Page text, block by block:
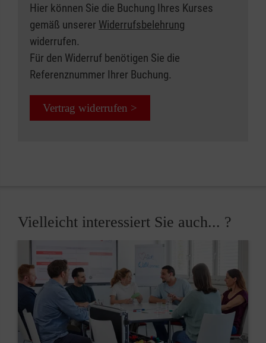
Hier können Sie die Buchung Ihres Kurses
gemäß unserer Widerrufsbelehrung
widerrufen.
Für den Widerruf benötigen Sie die
Referenznummer Ihrer Buchung.
Vertrag widerrufen >
Vielleicht interessiert Sie auch... ?